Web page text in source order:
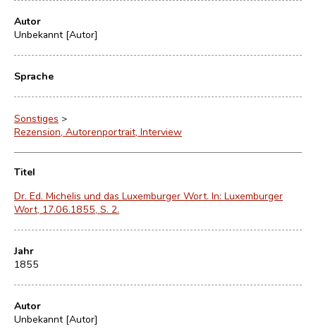
Autor
Unbekannt [Autor]
Sprache
Sonstiges >
Rezension, Autorenportrait, Interview
Titel
Dr. Ed. Michelis und das Luxemburger Wort. In: Luxemburger
Wort, 17.06.1855, S. 2.
Jahr
1855
Autor
Unbekannt [Autor]